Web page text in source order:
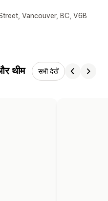
Vancouver, BC, V6B
थीम सभी देखें